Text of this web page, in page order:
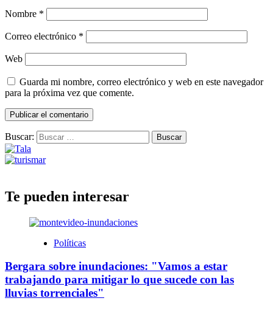
Nombre *
Correo electrónico *
Web
Guarda mi nombre, correo electrónico y web en este navegador
para la próxima vez que comente.
Buscar:
Te pueden interesar
Políticas
Bergara sobre inundaciones: "Vamos a estar
trabajando para mitigar lo que sucede con las
lluvias torrenciales"